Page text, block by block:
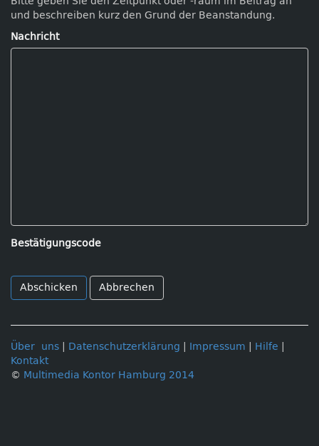
und beschreiben kurz den Grund der Beanstandung.
Nachricht
Bestätigungscode
Abbrechen
Über uns Datenschutzerklärung Impressum Hilfe
Kontakt
© Multimedia Kontor Hamburg 2014